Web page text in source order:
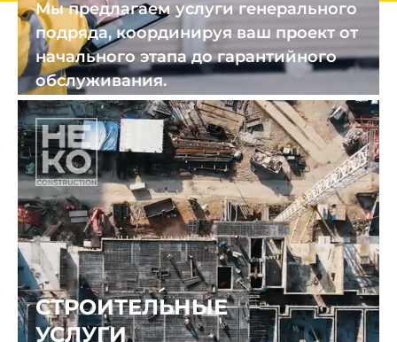
Мы предлагаем услуги генерального
подряда, координируя ваш проект от
начального этапа до гарантийного
обслуживания.
СТРОИТЕЛЬНЫЕ
УСЛУГИ